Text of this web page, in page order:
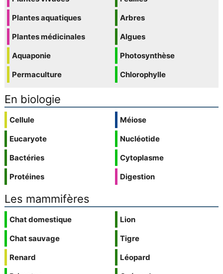
Plantes aquatiques
Plantes médicinales
Aquaponie
Permaculture
Arbres
Algues
Photosynthèse
Chlorophylle
En biologie
Cellule
Eucaryote
Bactéries
Protéines
Méiose
Nucléotide
Cytoplasme
Digestion
Les mammifères
Chat domestique
Chat sauvage
Renard
Lion
Tigre
Léopard